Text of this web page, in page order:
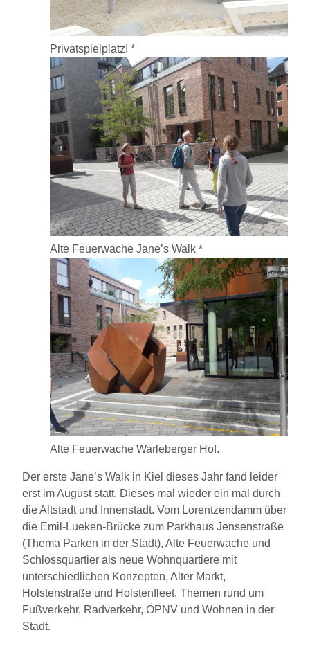
Privatspielplatz! *
Alte Feuerwache Jane’s Walk *
Alte Feuerwache Warleberger Hof.
Der erste Jane’s Walk in Kiel dieses Jahr fand leider
erst im August statt. Dieses mal wieder ein mal durch
die Altstadt und Innenstadt. Vom Lorentzendamm über
die Emil-Lueken-Brücke zum Parkhaus Jensenstraße
(Thema Parken in der Stadt), Alte Feuerwache und
Schlossquartier als neue Wohnquartiere mit
unterschiedlichen Konzepten, Alter Markt,
Holstenstraße und Holstenfleet. Themen rund um
Fußverkehr, Radverkehr, ÖPNV und Wohnen in der
Stadt.